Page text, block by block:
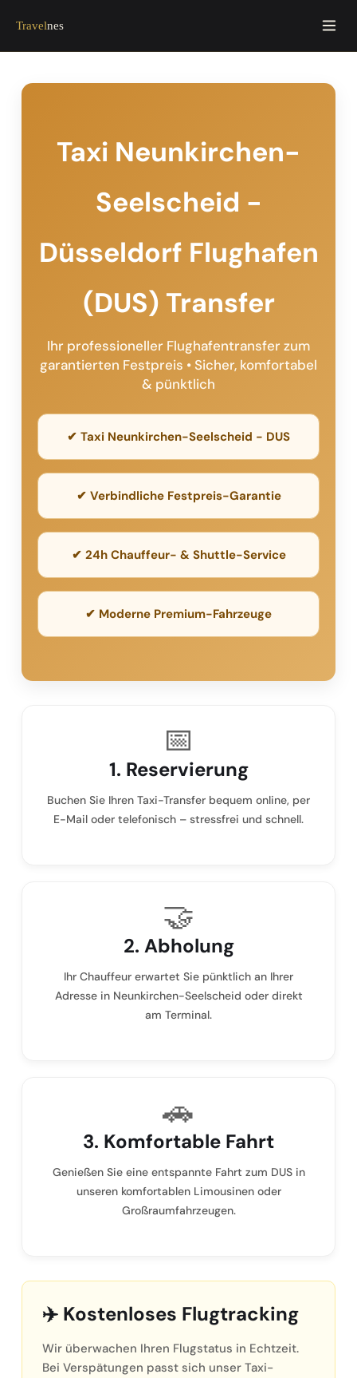
Travelnes
Taxi Neunkirchen-
Seelscheid -
Düsseldorf Flughafen
(DUS) Transfer
Ihr professioneller Flughafentransfer zum
garantierten Festpreis • Sicher, komfortabel
& pünktlich
✔ Taxi Neunkirchen-Seelscheid - DUS
✔ Verbindliche Festpreis-Garantie
✔ 24h Chauffeur- & Shuttle-Service
✔ Moderne Premium-Fahrzeuge
📅
1. Reservierung
Buchen Sie Ihren Taxi-Transfer bequem online, per
E-Mail oder telefonisch – stressfrei und schnell.
🤝
2. Abholung
Ihr Chauffeur erwartet Sie pünktlich an Ihrer
Adresse in Neunkirchen-Seelscheid oder direkt
am Terminal.
🚗
3. Komfortable Fahrt
Genießen Sie eine entspannte Fahrt zum DUS in
unseren komfortablen Limousinen oder
Großraumfahrzeugen.
✈️ Kostenloses Flugtracking
Wir überwachen Ihren Flugstatus in Echtzeit.
Bei Verspätungen passt sich unser Taxi-